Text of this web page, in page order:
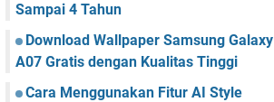
Sampai 4 Tahun
Download Wallpaper Samsung Galaxy
A07 Gratis dengan Kualitas Tinggi
Cara Menggunakan Fitur AI Style